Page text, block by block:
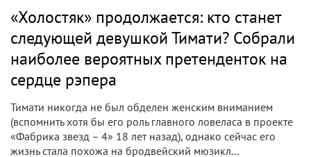
«Холостяк» продолжается: кто станет
следующей девушкой Тимати? Собрали
наиболее вероятных претенденток на
сердце рэпера
Тимати никогда не был обделен женским вниманием
(вспомнить хотя бы его роль главного ловеласа в проекте
«Фабрика звезд – 4» 18 лет назад), однако сейчас его
жизнь стала похожа на бродвейский мюзикл...